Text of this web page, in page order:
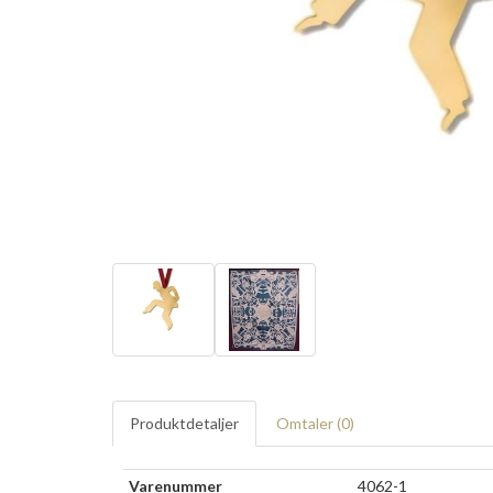
Produktdetaljer Omtaler (0)
Varenummer
4062-1